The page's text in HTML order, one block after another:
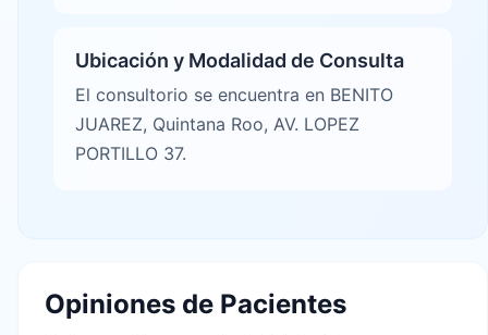
Ubicación y Modalidad de Consulta
El consultorio se encuentra en BENITO
JUAREZ, Quintana Roo, AV. LOPEZ
PORTILLO 37.
Opiniones de Pacientes